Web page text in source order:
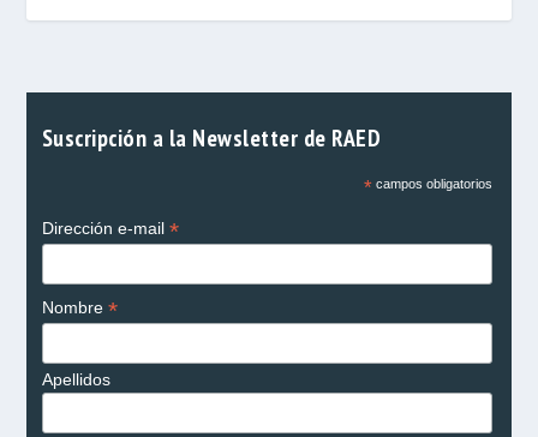
Suscripción a la Newsletter de RAED
*campos obligatorios
Dirección e-mail *
Nombre *
Apellidos